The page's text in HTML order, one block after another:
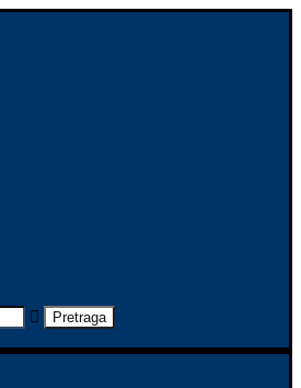
Pretraga